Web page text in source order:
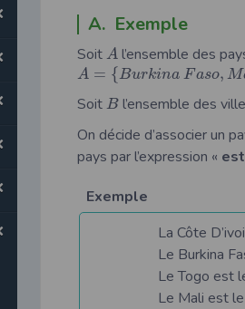
A. Exemple
Soit Al’ensemble des
A = {Burkina F aso, M
Soit B l’ensemble des
On décide d’associer un
pays par l’expression «
Exemple
La Côte D’ivoire
Le Burkina Faso
Le Togo est le
Le Mali est le